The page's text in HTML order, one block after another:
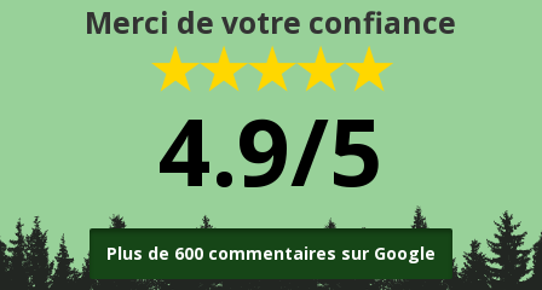
Merci de votre confiance
★★★★★
4.9/5
Plus de 600 commentaires sur Google